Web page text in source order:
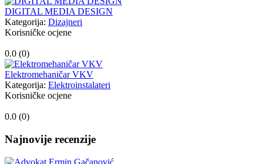
DIGITAL MEDIA DESIGN
Kategorija: Dizajneri
Korisničke ocjene
0.0 (0)
Elektromehaničar VKV
Kategorija: Elektroinstalateri
Korisničke ocjene
0.0 (0)
Najnovije recenzije